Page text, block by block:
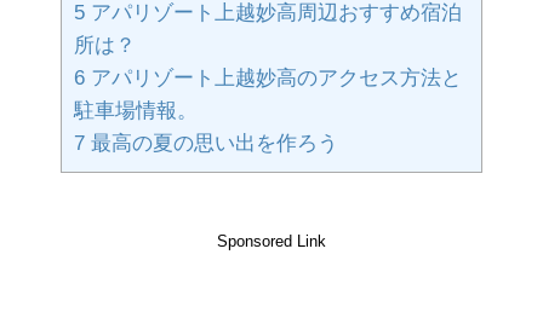
5 アパリゾート上越妙高周辺おすすめ宿泊
所は？
6 アパリゾート上越妙高のアクセス方法と
駐車場情報。
7 最高の夏の思い出を作ろう
Sponsored Link